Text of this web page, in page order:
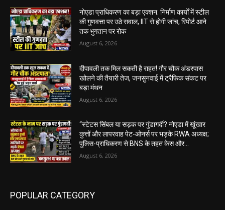
नोएडा प्राधिकरण का बड़ा एक्शन: निर्माण कार्यों में स्टील
की गुणवत्ता पर उठे सवाल, IIT से होगी जांच, रिपोर्ट आने
तक भुगतान पर रोक
August 6, 2026
दीपावली तक मिल सकती है राहत! गौर चौक अंडरपास
खोलने की तैयारी तेज, जनसुनवाई में ट्रैफिक संकट पर
बड़ा मंथन
August 6, 2026
“स्टेटस सिंबल या सड़क पर गुंडागर्दी? नोएडा में खूंखार
कुत्तों और लापरवाह पेट-ओनर्स पर भड़के RWA अध्यक्ष;
पुलिस-प्राधिकरण से BNS के तहत केस और...
August 6, 2026
POPULAR CATEGORY